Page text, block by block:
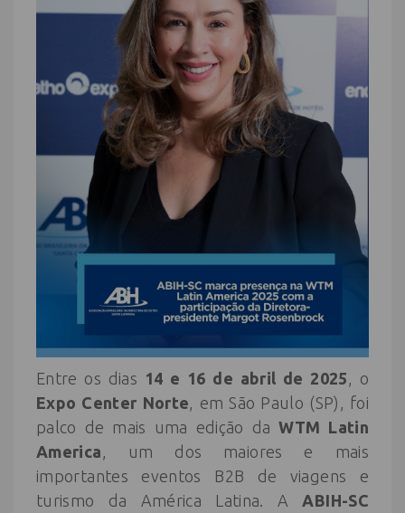
Entre os dias 14 e 16 de abril de 2025 , o
Expo Center Norte , em São Paulo (SP), foi
palco de mais uma edição daWTM Latin
America , um dos maiores e mais
importantes eventos B2B de viagens e
turismo da América Latina. A ABIH-SC